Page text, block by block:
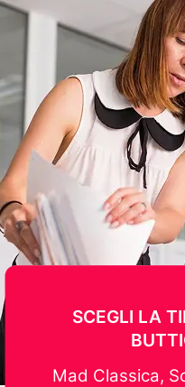
SCEGLI LA
Mad Classica,